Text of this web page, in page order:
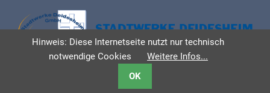
bei
Social
Media
Hinweis: Diese Internetseite nutzt nur technisch
notwendige Cookies
Weitere Infos...
OK